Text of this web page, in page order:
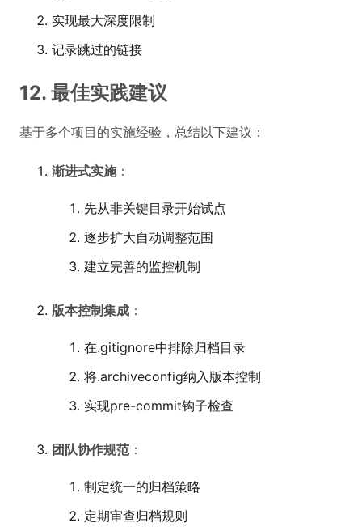
实现最大深度限制
记录跳过的链接
12. 最佳实践建议
基于多个项目的实施经验，总结以下建议：
渐进式实施：
先从非关键目录开始试点
逐步扩大自动调整范围
建立完善的监控机制
版本控制集成 ：
在.gitignore中排除归档目录
将.archiveconfig纳入版本控制
实现pre-commit钩子检查
团队协作规范 ：
制定统一的归档策略
定期审查归档规则